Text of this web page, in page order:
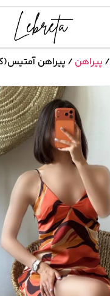
پیراهن/ پیراهن آمتیس(کد2678)